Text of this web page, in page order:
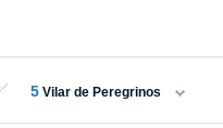
5 Vilar de Peregrinos